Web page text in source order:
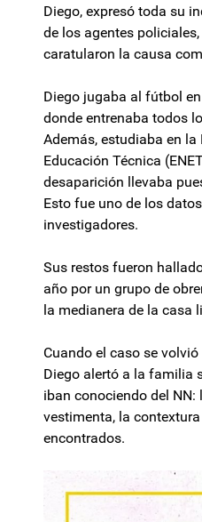
Diego, expresó toda su
de los agentes
caratularon la causa
Diego jugaba al fútbol
donde entrenaba todos
Además, estudiaba en
Educación Técnica
desaparición llevaba
Esto fue uno de los
investigadores.
Sus restos fueron
año por un grupo de
la medianera de la casa
Cuando el caso se
Diego alertó a la familia
iban conociendo del NN:
vestimenta, la
encontrados.